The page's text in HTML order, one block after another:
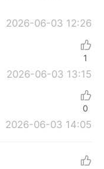
2026-06-03 12:26
2026-06-03 13:15
1
2026-06-03 14:05
0